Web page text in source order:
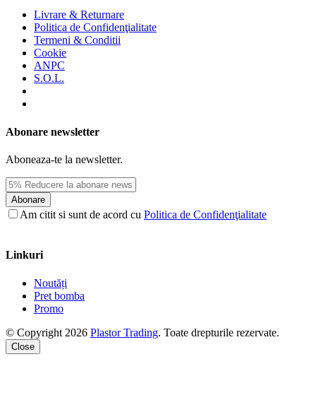
Livrare & Returnare
Politica de Confidenţialitate
Termeni & Conditii
Cookie
ANPC
S.O.L.
Abonare newsletter
Aboneaza-te la newsletter.
Abonare
Am citit si sunt de acord cu Politica de Confidenţialitate
Linkuri
Noutăți
Pret bomba
Promo
© Copyright 2026 Plastor Trading. Toate drepturile rezervate.
Close